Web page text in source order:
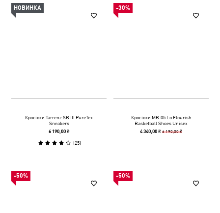
НОВИНКА
Кросівки Tarrenz SB III PureTex
Sneakers
6 190,00 ₴
(25)
-30%
Кросівки MB.05 Lo Flourish
Basketball Shoes Unisex
4 340,00 ₴6 190,00 ₴
-50% -50%